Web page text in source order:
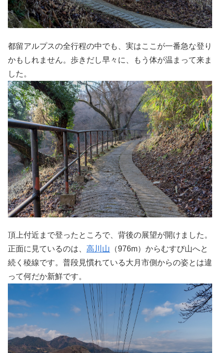
都留アルプスの全行程の中でも、実はここが一番急な登り
かもしれません。歩きだし早々に、もう体が温まって来ま
した。
頂上付近まで登ったところで、背後の展望が開けました。
正面に見ているのは、 高川山 （976m）からむすび山へと
続く稜線です。普段見慣れている大月市側からの姿とは違
って何だか新鮮です。